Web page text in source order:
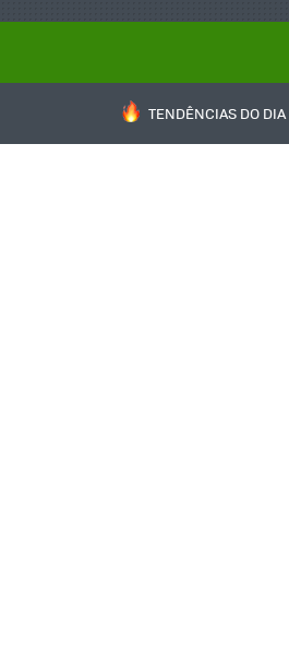
TENDÊNCIAS DO DIA